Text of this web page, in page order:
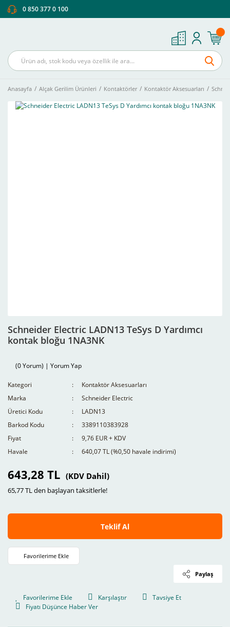
0 850 377 0 100
Anasayfa Alçak Gerilim Ürünleri Kontaktörler Kontaktör Aksesuarları
Schneider Electric LADN13 TeSys D Yardımcı
kontak bloğu 1NA3NK
(0 Yorum) | Yorum Yap
Kategori
Kontaktör Aksesuarları
Marka
Schneider Electric
Üretici Kodu
LADN13
Barkod Kodu
3389110383928
Fiyat
9,76 EUR + KDV
Havale
640,07 TL (%0,50 havale indirimi)
643,28 TL (KDV Dahil)
65,77 TL den başlayan taksitlerle!
Teklif Al
Paylaş
Karşılaştır
Tavsiye Et
Fiyatı Düşünce Haber Ver